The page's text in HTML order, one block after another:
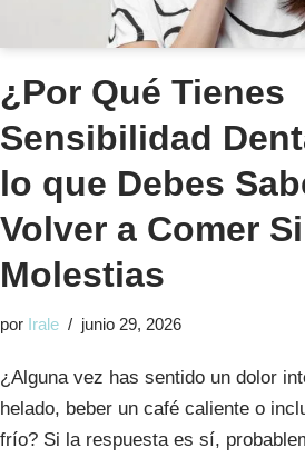
¿Por Qué Tienes
Sensibilidad
lo que Debes
Volver a Comer
Molestias
por Irale junio 29, 2026
¿Alguna vez has sentido un dolor
helado, beber un café caliente o
frío? Si la respuesta es sí,